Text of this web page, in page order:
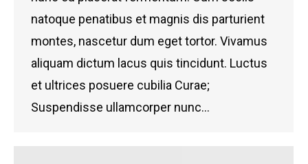
natoque penatibus et magnis dis parturient
montes, nascetur dum eget tortor. Vivamus
aliquam dictum lacus quis tincidunt. Luctus
et ultrices posuere cubilia Curae;
Suspendisse ullamcorper nunc…